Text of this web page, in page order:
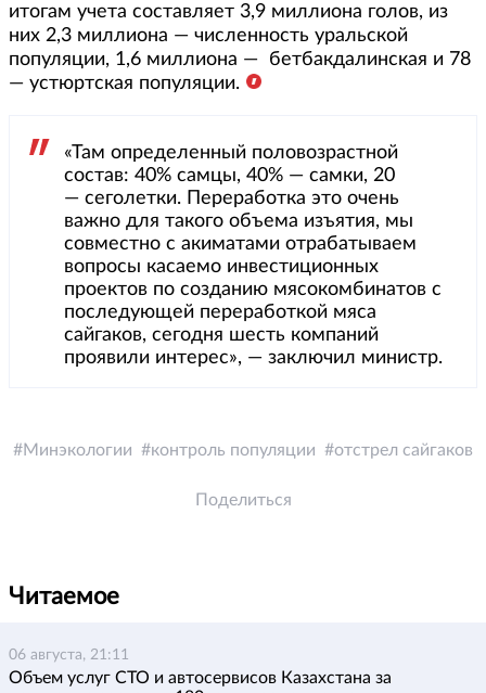
итогам учета составляет 3,9 миллиона голов, из
них 2,3 миллиона — численность уральской
популяции, 1,6 миллиона — бетбакдалинская и 78
— устюртская популяции.
«Там определенный половозрастной
состав: 40% самцы, 40% — самки, 20
— сеголетки. Переработка это очень
важно для такого объема изъятия, мы
совместно с акиматами отрабатываем
вопросы касаемо инвестиционных
проектов по созданию мясокомбинатов с
последующей переработкой мяса
сайгаков, сегодня шесть компаний
проявили интерес», — заключил министр.
Минэкологии контроль популяции отстрел сайгаков
Поделиться
Читаемое
06 августа, 21:11
Объем услуг СТО и автосервисов Казахстана за